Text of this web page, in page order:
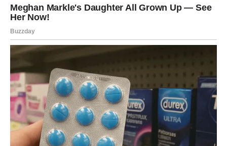
Svaka prepreka, svaka neprospavana noć i svaki trenutak
pripremali su vas za ono što sada dolazi.
A ono što dolazi moglo bi vam donijeti mnogo više novca,
sigurnosti i sreće nego što trenutno možete zamisliti.
Zvijezde vam donose priliku da konačno živite mirnije,
sretnije i bez stalnog straha za budućnost.